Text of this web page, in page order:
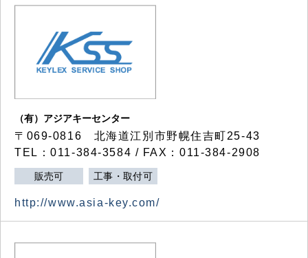
（有）アジアキーセンター
〒069-0816 北海道江別市野幌住吉町25-43
TEL：011-384-3584 / FAX：011-384-2908
販売可 工事・取付可
http://www.asia-key.com/